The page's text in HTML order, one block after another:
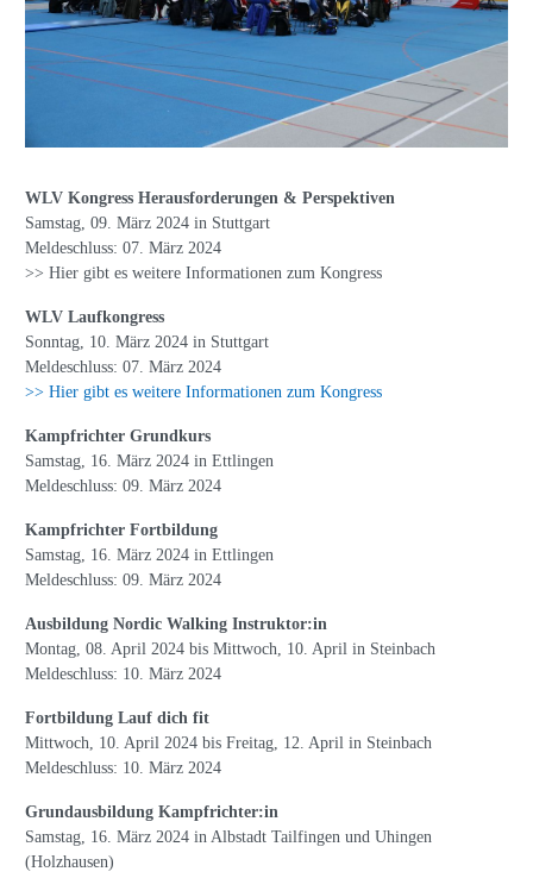
WLV Kongress Herausforderungen & Perspektiven
Samstag, 09. März 2024 in Stuttgart
Meldeschluss: 07. März 2024
>> Hier gibt es weitere Informationen zum Kongress
WLV Laufkongress
Sonntag, 10. März 2024 in Stuttgart
Meldeschluss: 07. März 2024
>> Hier gibt es weitere Informationen zum Kongress
Kampfrichter Grundkurs
Samstag, 16. März 2024 in Ettlingen
Meldeschluss: 09. März 2024
Kampfrichter Fortbildung
Samstag, 16. März 2024 in Ettlingen
Meldeschluss: 09. März 2024
Ausbildung Nordic Walking Instruktor:in
Montag, 08. April 2024 bis Mittwoch, 10. April in Steinbach
Meldeschluss: 10. März 2024
Fortbildung Lauf dich fit
Mittwoch, 10. April 2024 bis Freitag, 12. April in Steinbach
Meldeschluss: 10. März 2024
Grundausbildung Kampfrichter:in
Samstag, 16. März 2024 in Albstadt Tailfingen und Uhingen
(Holzhausen)